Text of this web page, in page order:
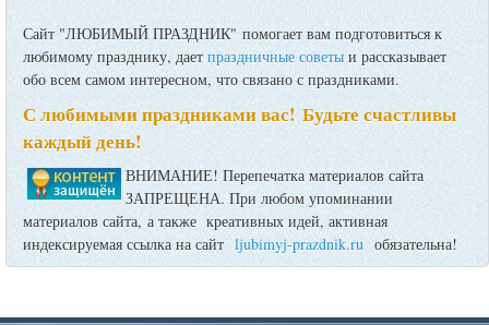
Сайт "ЛЮБИМЫЙ ПРАЗДНИК" помогает вам подготовиться к
любимому празднику, даетпраздничные советы и рассказывает
обо всем самом интересном, что связано с праздниками.
С любимыми праздниками вас! Будьте счастливы
каждый день!
ВНИМАНИЕ! Перепечатка материалов сайта
ЗАПРЕЩЕНА. При любом упоминании
материалов сайта, а также креативных идей, активная
индексируемая ссылка на сайт ljubimyj-prazdnik.ruобязательна!